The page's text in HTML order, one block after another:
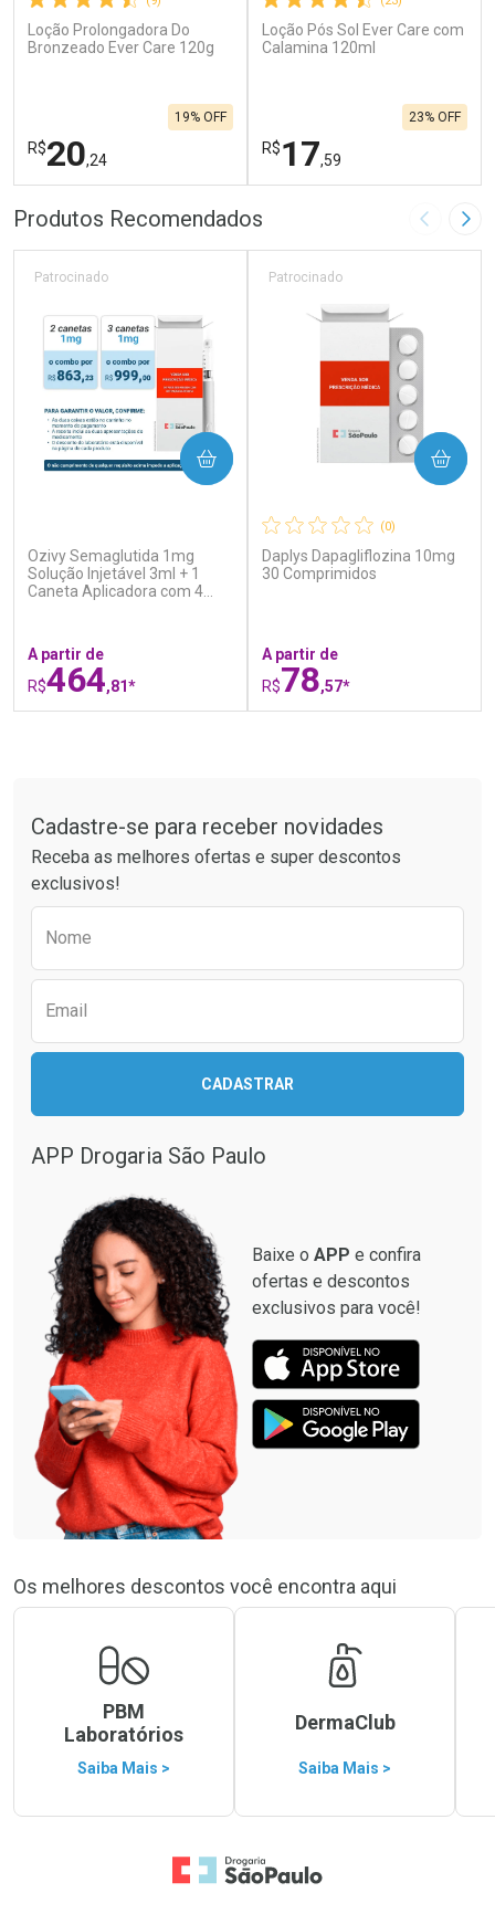
Loção Prolongadora Do
Bronzeado Ever Care 120g
R$20,24
19% OFF
FECHAR
Laboratório
Ativar Desconto
Por R$ 20,24/cada
FECHAR
Por Menos
Comprar sem Desconto
Loção Pós Sol Ever Care com
Calamina 120ml
R$17,59
23% OFF
Laboratório
Ativar Desconto
Por R$ 17,59/cada
Por Menos
Produtos Recomendados Imagem
Ozivy Semaglutida 1mg
Solução Injetável 3ml + 1
Caneta Aplicadora com 4
Patrocinado
A partir de
R$464,81*
COMPRAR
Comprar sem Desconto
Por R$ 664,02/cada
Comprar sem Desconto
(0)
Daplys Dapagliflozina 10mg
30 Comprimidos
Patrocinado
A partir de
R$78,57*
COMPRAR
Ativar Desconto
Comprar sem Desconto
Cadastre-se para receber novidades
Receba as melhores ofertas e super descontos
exclusivos!
Nome
Email
CADASTRAR
APP Drogaria São Paulo
Baixe o APP e confira
ofertas e descontos
exclusivos para você!
Os melhores descontos você encontra aqui
PBM
Laboratórios
Saiba Mais >
DermaClub
Saiba Mais >
Ir para a Home